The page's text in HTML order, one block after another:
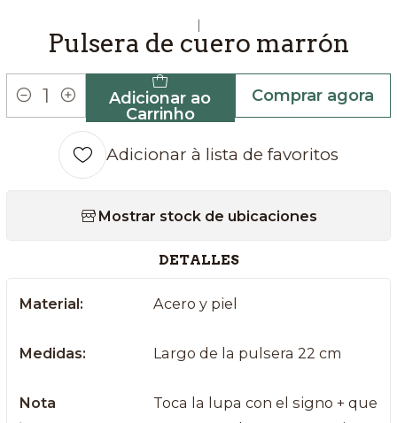
|
Pulsera de cuero marrón
Quantidade
Adicionar ao
Carrinho
Comprar agora
Adicionar à lista de favoritos
Mostrar stock de ubicaciones
DETALLES
Material: Acero y piel
Medidas: Largo de la pulsera 22 cm
Nota
Toca la lupa con el signo + que